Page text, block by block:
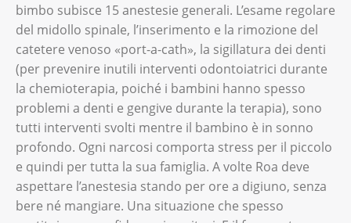
bimbo subisce 15 anestesie generali. L’esame regolare
del midollo spinale, l’inserimento e la rimozione del
catetere venoso «port-a-cath», la sigillatura dei denti
(per prevenire inutili interventi odontoiatrici durante
la chemioterapia, poiché i bambini hanno spesso
problemi a denti e gengive durante la terapia), sono
tutti interventi svolti mentre il bambino è in sonno
profondo. Ogni narcosi comporta stress per il piccolo
e quindi per tutta la sua famiglia. A volte Roa deve
aspettare l’anestesia stando per ore a digiuno, senza
bere né mangiare. Una situazione che spesso